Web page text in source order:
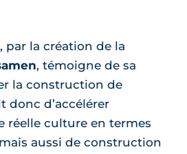
par la création de la
, témoigne de sa
la construction de
donc d’accélérer
réelle culture en termes
aussi de construction